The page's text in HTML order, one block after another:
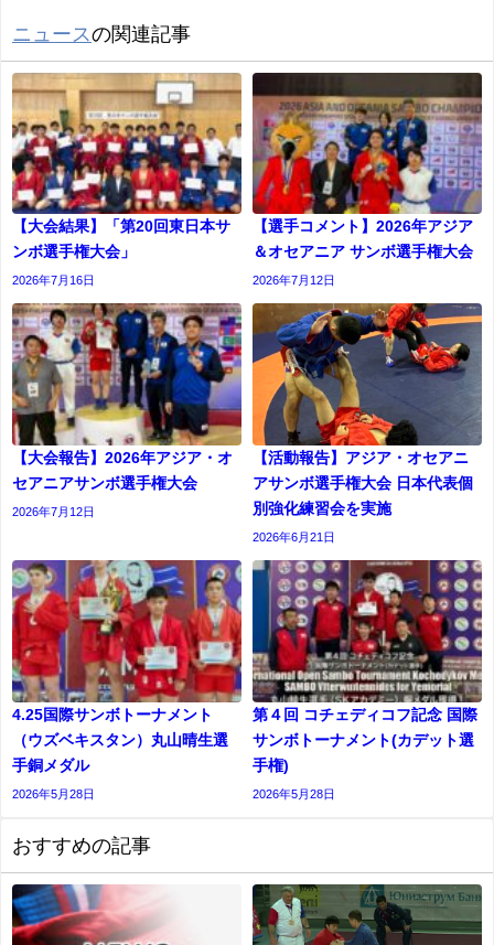
ニュースの関連記事
【大会結果】「第20回東日本サ
ンボ選手権大会」
2026年7月16日
【選手コメント】2026年アジア
＆オセアニア サンボ選手権大会
2026年7月12日
【大会報告】2026年アジア・オ
セアニアサンボ選手権大会
2026年7月12日
【活動報告】アジア・オセアニ
アサンボ選手権大会 日本代表個
別強化練習会を実施
2026年6月21日
4.25国際サンボトーナメント
（ウズベキスタン）丸山晴生選
手銅メダル
2026年5月28日
第４回 コチェディコフ記念 国際
サンボトーナメント(カデット選
⼿権)
2026年5月28日
おすすめの記事